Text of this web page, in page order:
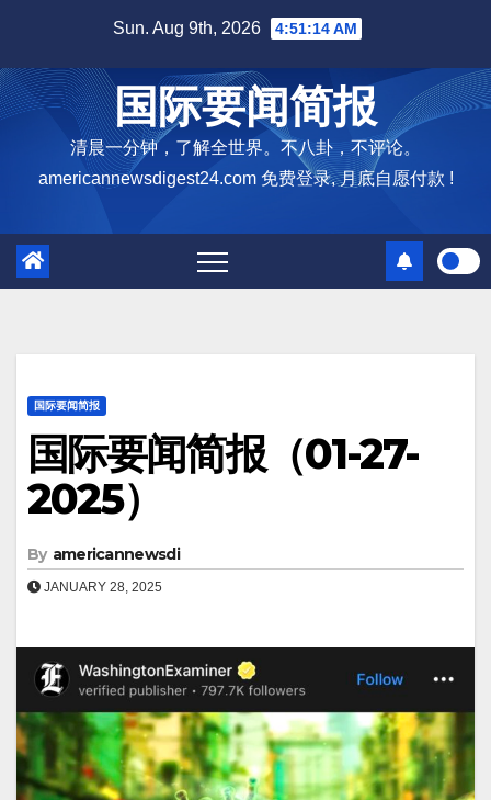
content
Sun. Aug 9th, 2026 4:51:15 AM
国际要闻简报
清晨一分钟，了解全世界。不八卦，不评论。
americannewsdigest24.com 免费登录, 月底自愿付款 !
国际要闻简报
国际要闻简报（01-27-
2025）
By americannewsdi
JANUARY 28, 2025